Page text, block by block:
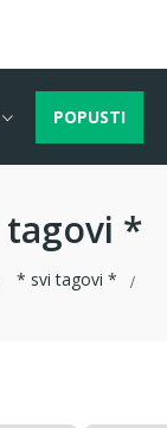
POPUSTI
tagovi *
* svi tagovi *